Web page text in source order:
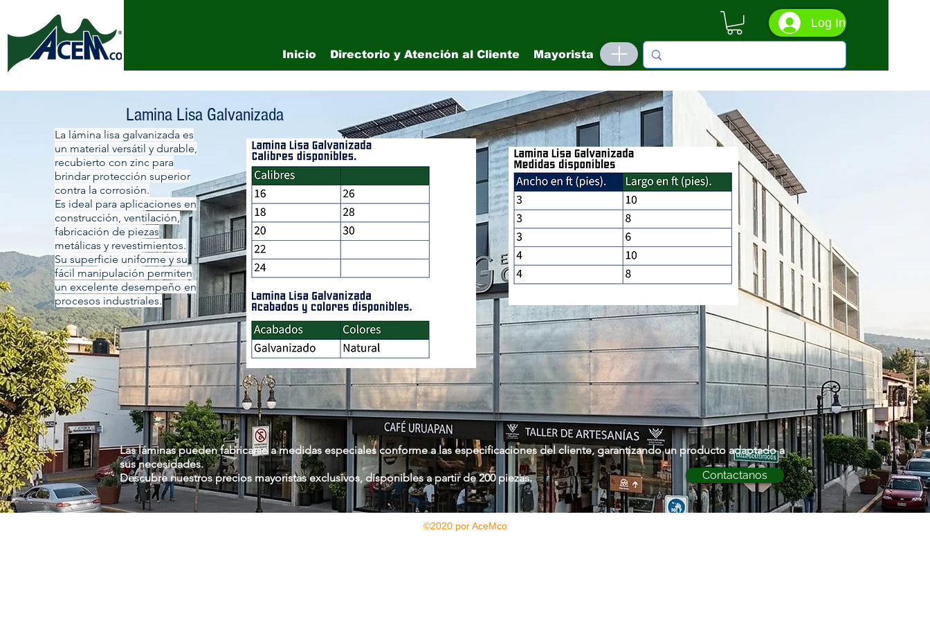
Log In
Inicio Directorio y Atención al Cliente Mayorista Más
Lamina Lisa Galvanizada
La lámina lisa galvanizada es
un material versátil y durable,
recubierto con zinc para
brindar protección superior
contra la corrosión.
Es ideal para aplicaciones en
construcción, ventilación,
fabricación de piezas
metálicas y revestimientos.
Su superficie uniforme y su
fácil manipulación permiten
un excelente desempeño en
procesos industriales.
Las láminas pueden fabricarse a medidas especiales conforme a las especificaciones del cliente, garantizando un producto adaptado a
sus necesidades.
Descubre nuestros precios mayoristas exclusivos, disponibles a partir de 200 piezas.
Contactanos
©2020 por AceMco